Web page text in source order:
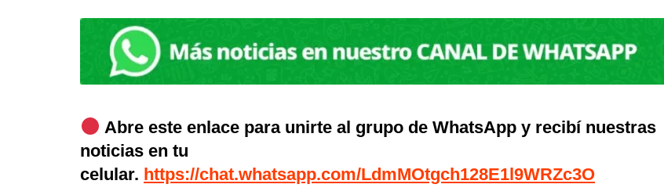
Abre este enlace para unirte al grupo de WhatsApp y recibí nuestras
noticias en tu
celular. https://chat.whatsapp.com/LdmMOtgch128E1l9WRZc3O